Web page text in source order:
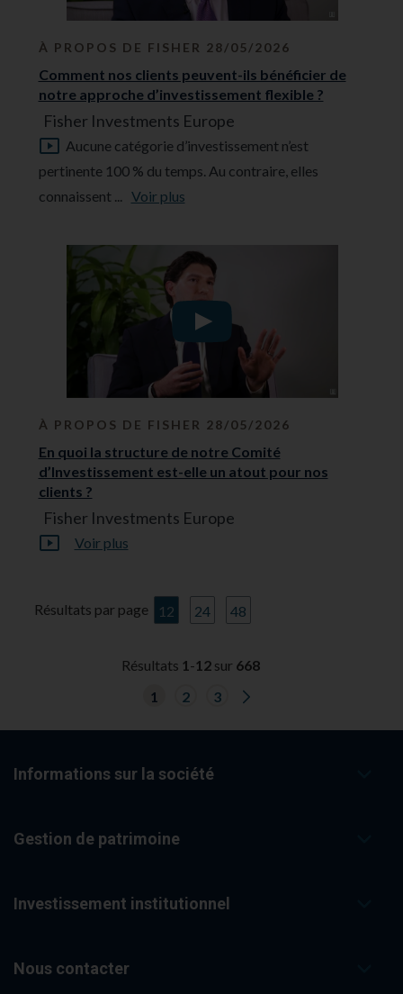
À PROPOS DE FISHER 28/05/2026
Comment nos clients peuvent-ils bénéficier de
notre approche d’investissement flexible ?
Fisher Investments Europe
Aucune catégorie d’investissement n’est
pertinente 100 % du temps. Au contraire, elles
connaissent ... Voir plus
À PROPOS DE FISHER 28/05/2026
En quoi la structure de notre Comité
d’Investissement est-elle un atout pour nos
clients ?
Fisher Investments Europe
Voir plus
Résultats par page 12 24 48
Résultats 1 -12sur 668
1
2 3
o
Informations sur la société
Gestion de patrimoine
Investissement institutionnel
Nous contacter